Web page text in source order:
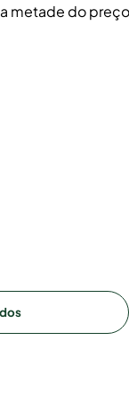
metade do preço